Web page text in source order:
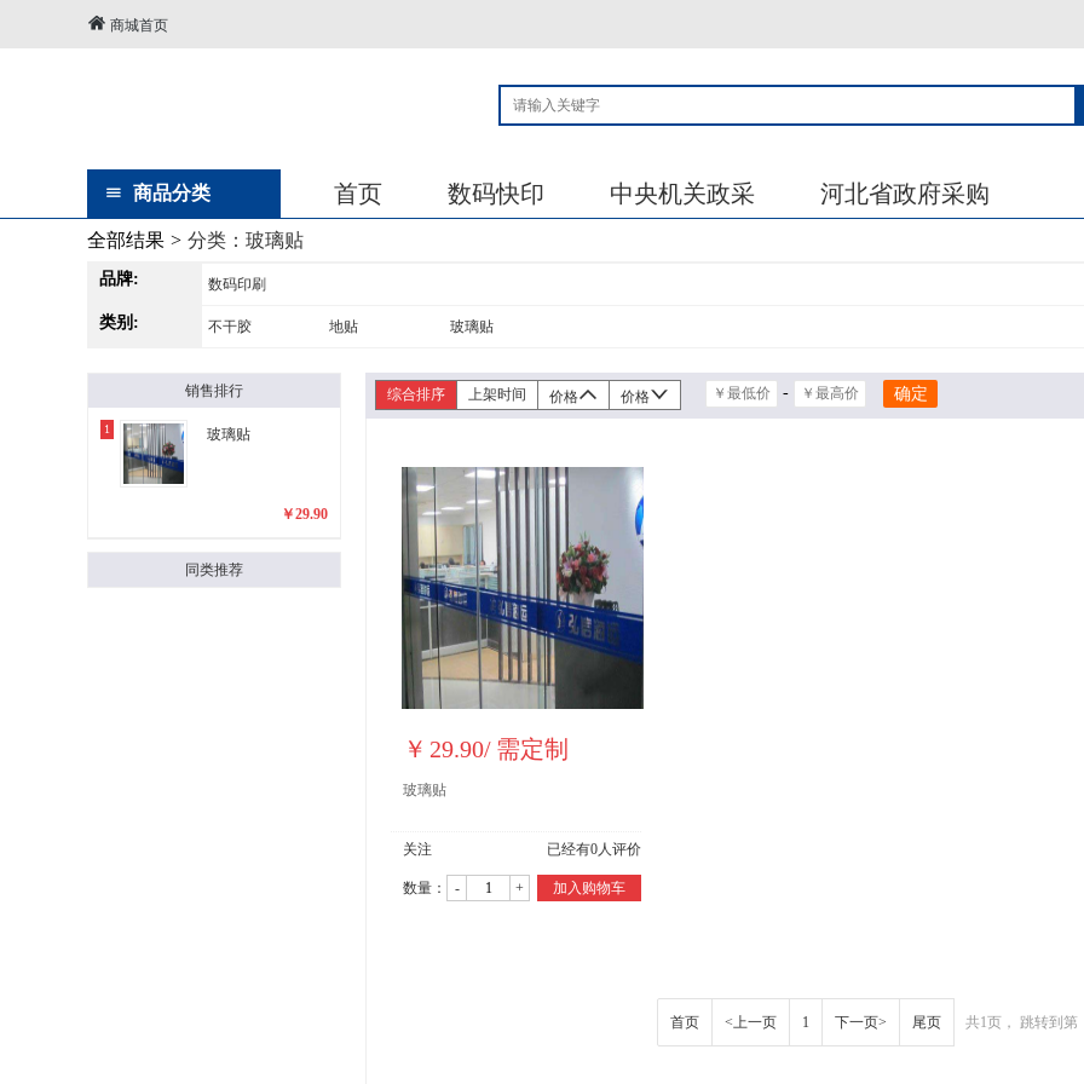
商城首页
商品分类 首页 数码快印 中央机关政采 河北省政府采购
全部结果 > 分类： 玻璃贴
品牌: 数码印刷
类别: 不干胶 地贴 玻璃贴
销售排行
1 玻璃贴
￥29.90
同类推荐
综合排序 上架时间 价格 价格 -
￥ 29.90/ 需定制
玻璃贴
关注 已经有0人评价
数量： - + 加入购物车
首页 <上一页 1 下一页> 尾页 共1页， 跳转到第